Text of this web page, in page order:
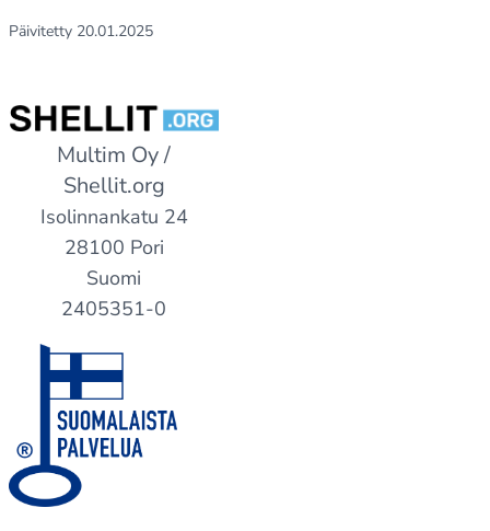
Päivitetty 20.01.2025
Multim Oy /
Shellit.org
Isolinnankatu 24
28100 Pori
Suomi
2405351-0